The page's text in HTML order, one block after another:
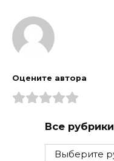
Оцените автора
Все рубрики
Все